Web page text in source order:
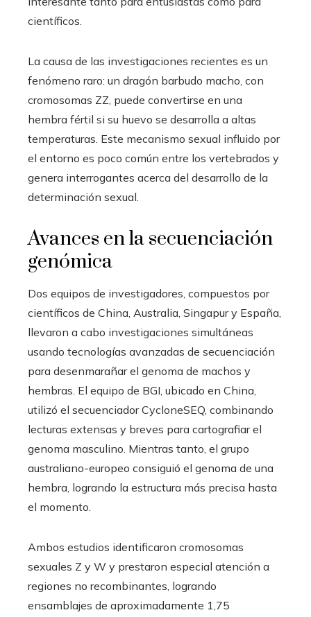
científicos.
La causa de las investigaciones recientes es un
fenómeno raro: un dragón barbudo macho, con
cromosomas ZZ, puede convertirse en una
hembra fértil si su huevo se desarrolla a altas
temperaturas. Este mecanismo sexual influido por
el entorno es poco común entre los vertebrados y
genera interrogantes acerca del desarrollo de la
determinación sexual.
Avances en la secuenciación
genómica
Dos equipos de investigadores, compuestos por
científicos de China, Australia, Singapur y España,
llevaron a cabo investigaciones simultáneas
usando tecnologías avanzadas de secuenciación
para desenmarañar el genoma de machos y
hembras. El equipo de BGI, ubicado en China,
utilizó el secuenciador CycloneSEQ, combinando
lecturas extensas y breves para cartografiar el
genoma masculino. Mientras tanto, el grupo
australiano-europeo consiguió el genoma de una
hembra, logrando la estructura más precisa hasta
el momento.
Ambos estudios identificaron cromosomas
sexuales Z y W y prestaron especial atención a
regiones no recombinantes, logrando
ensamblajes de aproximadamente 1,75